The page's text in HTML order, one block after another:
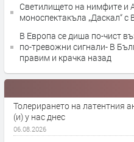
Светилището на нимфите и
моноспектакъла „Даскал“ с
В Европа се диша по-чист
по-тревожни сигнали- В
правим и крачка назад
Толерирането на латентния
(и) у нас днес
06.08.2026